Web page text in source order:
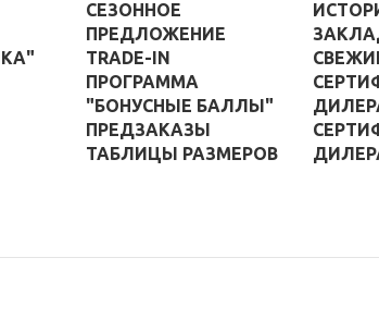
СЕЗОННОЕ
ПРЕДЛОЖЕНИЕ
TRADE-IN
ПРОГРАММА
"БОНУСНЫЕ БАЛЛЫ"
ПРЕДЗАКАЗЫ
ТАБЛИЦЫ РАЗМЕРОВ